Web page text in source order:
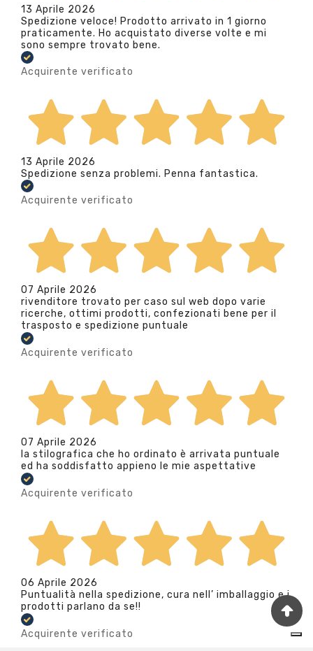
13 Aprile 2026
Spedizione veloce! Prodotto arrivato in 1 giorno
praticamente. Ho acquistato diverse volte e mi
sono sempre trovato bene.
Acquirente verificato
13 Aprile 2026
Spedizione senza problemi. Penna fantastica.
Acquirente verificato
07 Aprile 2026
rivenditore trovato per caso sul web dopo varie
ricerche, ottimi prodotti, confezionati bene per il
trasposto e spedizione puntuale
Acquirente verificato
07 Aprile 2026
la stilografica che ho ordinato è arrivata puntuale
ed ha soddisfatto appieno le mie aspettative
Acquirente verificato
06 Aprile 2026
Puntualità nella spedizione, cura nell’ imballaggio e i
prodotti parlano da se!!
Acquirente verificato